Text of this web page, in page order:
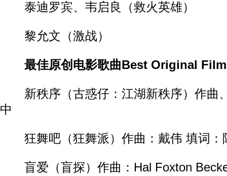
泰迪罗宾、韦启良（救火英雄）
黎允文（激战）
最佳原创电影歌曲Best Original
新秩序（古惑仔：江湖新秩序）作曲
中
狂舞吧（狂舞派）作曲：戴伟 填词：
盲爱（盲探）作曲：Hal Foxton